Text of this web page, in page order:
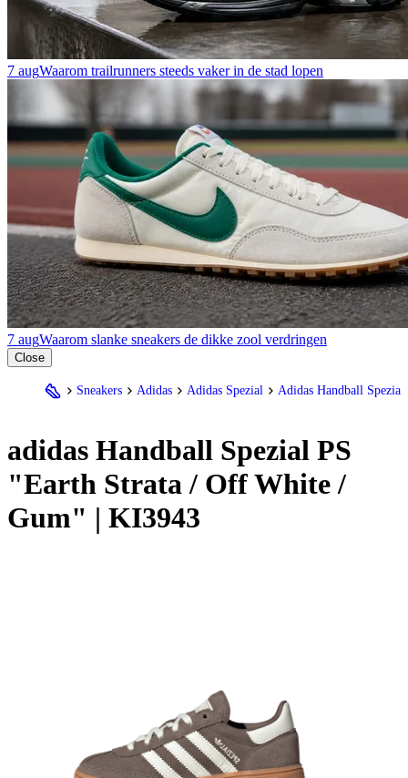
7 augWaarom trailrunners steeds vaker in de stad lopen
7 augWaarom slanke sneakers de dikke zool verdringen
Close
Sneakers Adidas Adidas Spezial Adidas Handball Spezial
adidas Handball Spezial PS
"Earth Strata / Off White /
Gum" | KI3943